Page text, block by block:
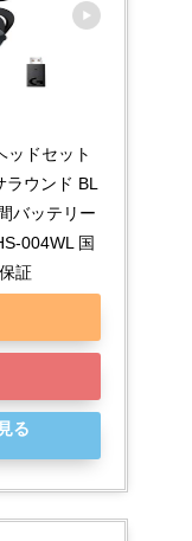
ッドセット
ウンド BL
バッテリー
004WL 国
証
る